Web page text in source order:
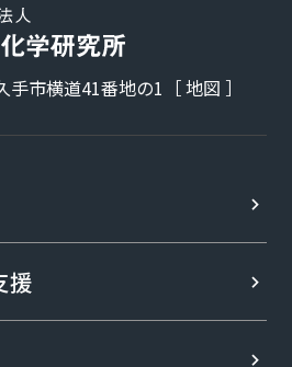
手市横道41番地の1［地図 ］
援